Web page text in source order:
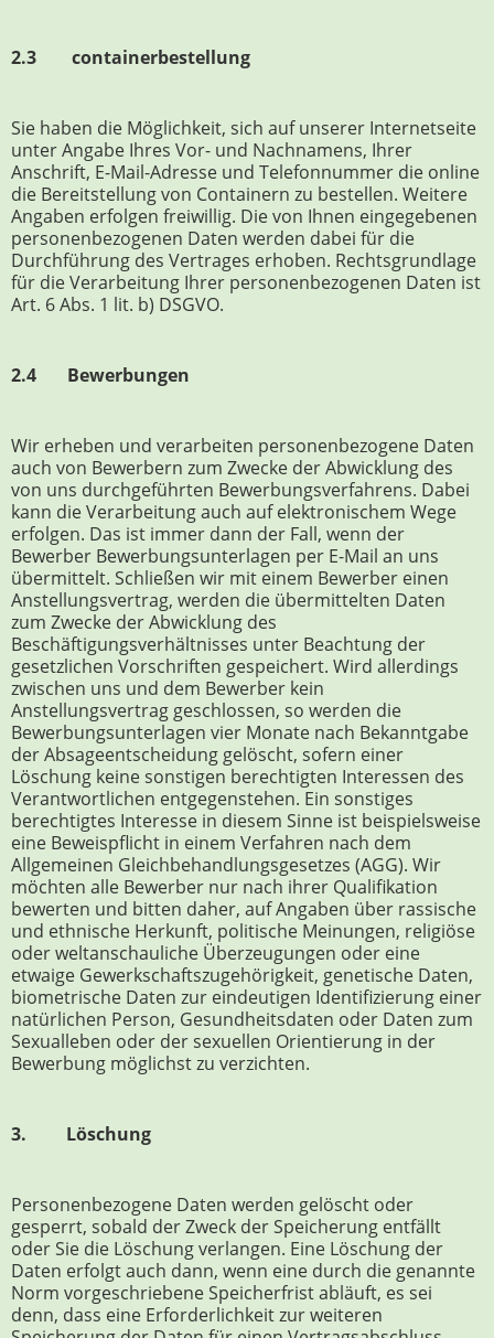
2.3 containerbestellung
Sie haben die Möglichkeit, sich auf unserer Internetseite
unter Angabe Ihres Vor- und Nachnamens, Ihrer
Anschrift, E-Mail-Adresse und Telefonnummer die online
die Bereitstellung von Containern zu bestellen. Weitere
Angaben erfolgen freiwillig. Die von Ihnen eingegebenen
personenbezogenen Daten werden dabei für die
Durchführung des Vertrages erhoben. Rechtsgrundlage
für die Verarbeitung Ihrer personenbezogenen Daten ist
Art. 6 Abs. 1 lit. b) DSGVO.
2.4 Bewerbungen
Wir erheben und verarbeiten personenbezogene Daten
auch von Bewerbern zum Zwecke der Abwicklung des
von uns durchgeführten Bewerbungsverfahrens. Dabei
kann die Verarbeitung auch auf elektronischem Wege
erfolgen. Das ist immer dann der Fall, wenn der
Bewerber Bewerbungsunterlagen per E-Mail an uns
übermittelt. Schließen wir mit einem Bewerber einen
Anstellungsvertrag, werden die übermittelten Daten
zum Zwecke der Abwicklung des
Beschäftigungsverhältnisses unter Beachtung der
gesetzlichen Vorschriften gespeichert. Wird allerdings
zwischen uns und dem Bewerber kein
Anstellungsvertrag geschlossen, so werden die
Bewerbungsunterlagen vier Monate nach Bekanntgabe
der Absageentscheidung gelöscht, sofern einer
Löschung keine sonstigen berechtigten Interessen des
Verantwortlichen entgegenstehen. Ein sonstiges
berechtigtes Interesse in diesem Sinne ist beispielsweise
eine Beweispflicht in einem Verfahren nach dem
Allgemeinen Gleichbehandlungsgesetzes (AGG). Wir
möchten alle Bewerber nur nach ihrer Qualifikation
bewerten und bitten daher, auf Angaben über rassische
und ethnische Herkunft, politische Meinungen, religiöse
oder weltanschauliche Überzeugungen oder eine
etwaige Gewerkschaftszugehörigkeit, genetische Daten,
biometrische Daten zur eindeutigen Identifizierung einer
natürlichen Person, Gesundheitsdaten oder Daten zum
Sexualleben oder der sexuellen Orientierung in der
Bewerbung möglichst zu verzichten.
3. Löschung
Personenbezogene Daten werden gelöscht oder
gesperrt, sobald der Zweck der Speicherung entfällt
oder Sie die Löschung verlangen. Eine Löschung der
Daten erfolgt auch dann, wenn eine durch die genannte
Norm vorgeschriebene Speicherfrist abläuft, es sei
denn, dass eine Erforderlichkeit zur weiteren